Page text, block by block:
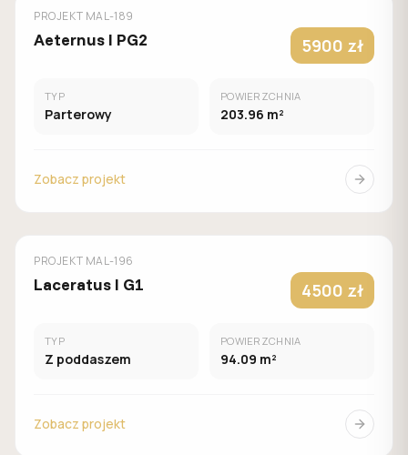
MALACHIT
PROJEKT MAL-189
Aeternus I PG2 5900 zł
TYP
Parterowy
POWIERZCHNIA
203.96 m²
Zobacz projekt
MALACHIT
PROJEKT MAL-196
Laceratus I G1 4500 zł
TYP
Z poddaszem
POWIERZCHNIA
94.09 m²
Zobacz projekt